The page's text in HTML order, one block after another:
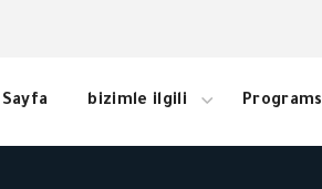
bizimle ilgili Programs